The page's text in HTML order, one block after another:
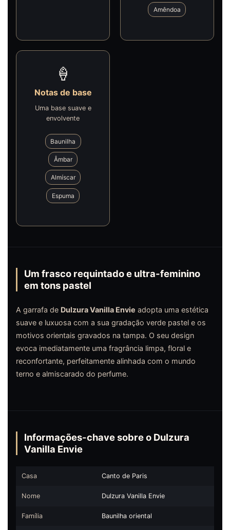
Amêndoa
🍦
Notas de base
Uma base suave e
envolvente
Baunilha
Âmbar
Almíscar
Espuma
Um frasco requintado e ultra-feminino
em tons pastel
A garrafa de Dulzura Vanilla Envie adopta uma estética
suave e luxuosa com a sua gradação verde pastel e os
motivos orientais gravados na tampa. O seu design
evoca imediatamente uma fragrância limpa, floral e
reconfortante, perfeitamente alinhada com o mundo
terno e almiscarado do perfume.
Informações-chave sobre o Dulzura
Vanilla Envie
Casa Canto de Paris
Nome Dulzura Vanilla Envie
Família Baunilha oriental